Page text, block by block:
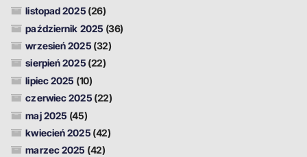
listopad 2025 (26)
październik 2025 (36)
wrzesień 2025 (32)
sierpień 2025 (22)
lipiec 2025 (10)
czerwiec 2025 (22)
maj 2025 (45)
kwiecień 2025 (42)
marzec 2025 (42)